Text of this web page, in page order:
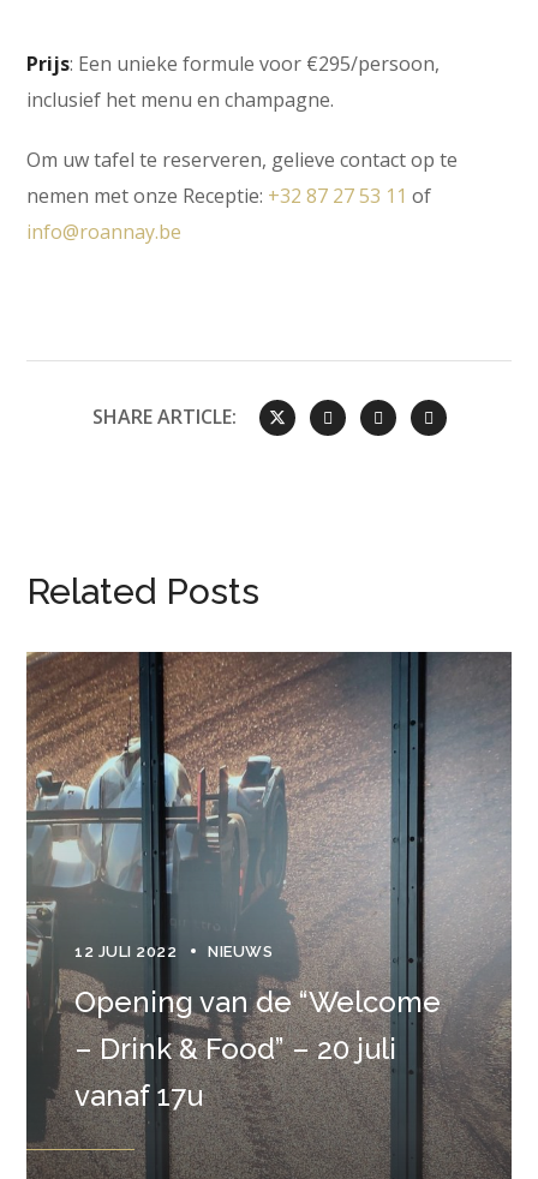
Prijs: Een unieke formule voor €295/persoon,
inclusief het menu en champagne.
Om uw tafel te reserveren, gelieve contact op te
nemen met onze Receptie: +32 87 27 53 11 of
info@roannay.be
SHARE ARTICLE:
Related Posts
12 JULI 2022 NIEUWS
Opening van de “Welcome
– Drink & Food” – 20 juli
vanaf 17u